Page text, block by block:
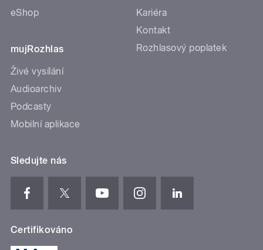
eShop
mujRozhlas
Živé vysílání
Audioarchiv
Podcasty
Mobilní aplikace
Kariéra
Kontakt
Rozhlasový poplatek
Sledujte nás
Certifikováno